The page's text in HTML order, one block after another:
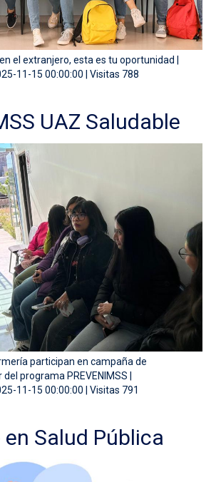
el extranjero, esta es tu oportunidad |
11-15 00:00:00 | Visitas 788
UAZ Saludable
participan en campaña de
programa PREVENIMSS |
11-15 00:00:00 | Visitas 791
en Salud Pública